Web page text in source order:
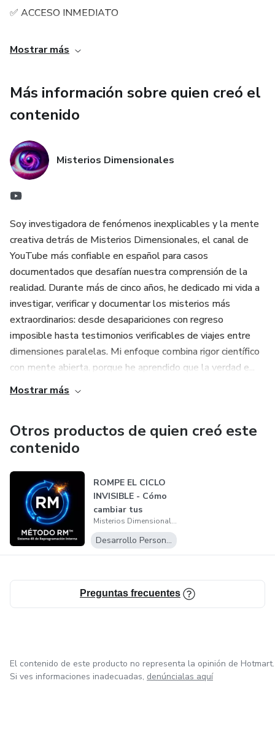
✅ ACCESO INMEDIATO
Descarga instantánea en formato PDF optimizado para
✅ CASOS DOCUMENTADOS REALES
que desafían la realidad
✅ +25,000 PALABRAS DE CONTENIDO
Mostrar más
Más información sobre quien creó el
contenido
Misterios Dimensionales
Soy investigadora de fenómenos inexplicables y la mente
creativa detrás de Misterios Dimensionales, el canal de
YouTube más confiable en español para casos
documentados que desafían nuestra comprensión de la
realidad. Durante más de cinco años, he dedicado mi vida a
investigar, verificar y documentar los misterios más
extraordinarios: desde desapariciones con regreso
imposible hasta testimonios verificables de viajes entre
dimensiones paralelas. Mi enfoque combina rigor científico
con mente abierta, porque he aprendido que la verdad e...
Mostrar más
Otros productos de quien creó este
contenido
ROMPE EL CICLO
INVISIBLE - Cómo
cambiar tus
patrones inconsc...Misterios Dimensionales
Desarrollo Personal
Preguntas frecuentes
El contenido de este producto no representa la opinión de Hotmart.
Si ves informaciones inadecuadas, denúncialas aquí